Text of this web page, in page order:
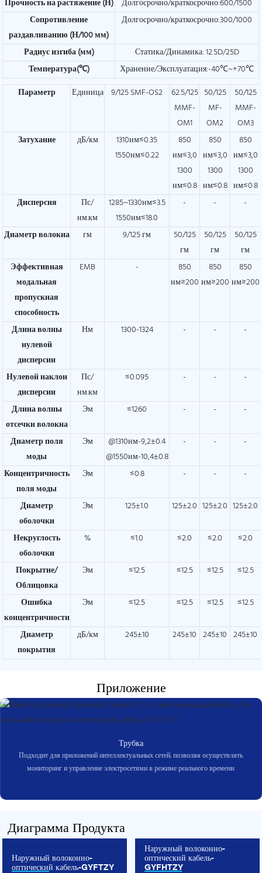
Прочность на растяжение (Н)
Долгосрочно/краткосрочно:600/1500
Сопротивление
раздавливанию (Н/100 мм)
Долгосрочно/краткосрочно:300/1000
Радиус изгиба (мм)
Статика/Динамика: 12.5D/25D
Температура(℃)
Хранение/Эксплуатация:-40℃~+70℃
Параметр
Единица 9/125 SMF-OS2
62.5/125
MMF-
OM1
50/125
MF-
OM2
50/125
MMF-
OM3
Затухание
дБ/км
1310нм≤0.35
1550нм≤0.22
850
нм≤3,0
1300
нм≤0.8
850
нм≤3,0
1300
нм≤0.8
850
нм≤3,0
1300
нм≤0.8
Дисперсия
Пс/
нм.км
1285~1330нм≤3.5
1550нм≤18.0
- - -
Диаметр волокна гм 9/125 гм
50/125
гм
50/125
гм
50/125
гм
Эффективная
модальная
пропускная
способность
EMB -
850
нм≥200
850
нм≥200
850
нм≥200
Длина волны
нулевой
дисперсии
Нм 1300-1324 - - -
Нулевой наклон
дисперсии
Пс/
нм.км
≤0.095 - - -
Длина волны
отсечки волокна
Эм ≤1260 - - -
Диаметр поля
моды
Эм
@1310нм-9,2±0.4
@1550нм-10,4±0.8
- - -
Концентричность
поля моды
Эм ≤0.8 - - -
Диаметр
оболочки
Эм 125±1.0 125±2.0 125±2.0 125±2.0
Некруглость
оболочки
% ≤1.0 ≤2.0 ≤2.0 ≤2.0
Покрытие/
Облицовка
Эм ≤12.5 ≤12.5 ≤12.5 ≤12.5
Ошибка
концентричности
Эм ≤12.5 ≤12.5 ≤12.5 ≤12.5
Диаметр
покрытия
дБ/км 245±10 245±10 245±10 245±10
Приложение
Трубка
Подходит для приложений интеллектуальных сетей, позволяя осуществлять
мониторинг и управление электросетями в режиме реального времени.
Диаграмма Продукта
Наружный волоконно-
оптический кабель-GYFTZY
Наружный волоконно-
оптический кабель-
GYFHTZY